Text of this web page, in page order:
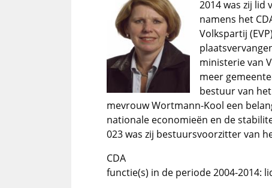
2014 was zij lid
namens het
Volkspartij
ministerie van
meer
bestuur van
mevrouw Wortmann-Kool een
nationale economieën en de
023 was zij bestuursvoorzitter van
CDA
functie(s) in de periode 2004-2014: